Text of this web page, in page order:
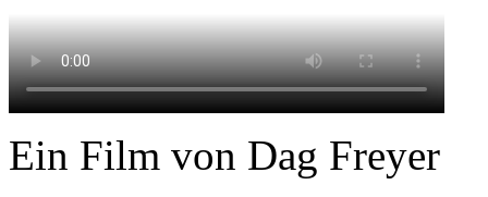
Ein Film von Dag Freyer